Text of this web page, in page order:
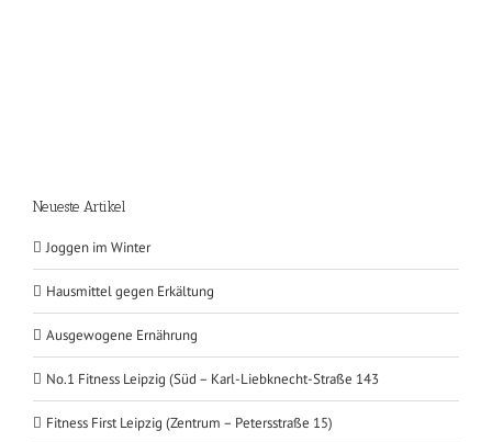
Neueste Artikel
Joggen im Winter
Hausmittel gegen Erkältung
Ausgewogene Ernährung
No.1 Fitness Leipzig (Süd – Karl-Liebknecht-Straße 143
Fitness First Leipzig (Zentrum – Petersstraße 15)